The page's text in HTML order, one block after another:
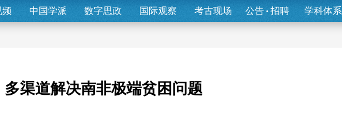
频 中国学派 数字思政 国际观察 考古现场 公告 招聘 学科体系
多渠道解决南非极端贫困问题